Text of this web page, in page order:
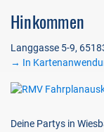
Hinkommen
Langgasse 5-9,
→ In
Deine Partys in